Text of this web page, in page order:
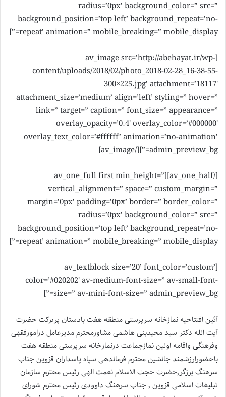
radius=’0px’ background_color=” src=”
background_position=’top left’ background_repeat=’no-
repeat’ animation=” mobile_breaking=” mobile_display=”]
[av_image src=’http://abehayat.ir/wp-
content/uploads/2018/02/photo_2018-02-28_16-38-55-
300×225.jpg’ attachment=’18117′
attachment_size=’medium’ align=’left’ styling=” hover=”
link=” target=” caption=” font_size=” appearance=”
overlay_opacity=’0.4′ overlay_color=’#000000′
overlay_text_color=’#ffffff’ animation=’no-animation’
admin_preview_bg=”][/av_image]
[/av_one_half][av_one_full first min_height=”
vertical_alignment=” space=” custom_margin=”
margin=’0px’ padding=’0px’ border=” border_color=”
radius=’0px’ background_color=” src=”
background_position=’top left’ background_repeat=’no-
repeat’ animation=” mobile_breaking=” mobile_display=”]
[av_textblock size=’20’ font_color=’custom’
color=’#020202′ av-medium-font-size=” av-small-font-
size=” av-mini-font-size=” admin_preview_bg=”]
آئین افتتاحیه نمازخانه سرپرستی منطقه هفت بادستان پربرکت حضرت
آیت الله دکتر سید مجیدبنی هاشمی مشاورمحترم مدیرعامل درامورفقهی
وفرهنگی واقامه اولین نمازجماعت درنمازخانه سرپرستی منطقه هفت
باحضورارزشمند جانشین محترم فرماندهی سپاه پاسداران قزوین جناب
سرهنگ برزگر,حضرت حجت الاسلام نعمت الهی رئیس محترم سازمان
تبلیغات اسلامی قزوین , جناب سرهنگ داوودی رئیس محترم شورای